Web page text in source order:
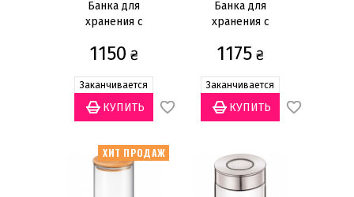
Для специй
Для хранения
Бренд
Cilio (7)
Küchenprofi (8)
Банка для
хранения с
крышкой 850мл
1150 ₴
Заканчивается
Банка для
хранения с
крышкой 2л
1175 ₴
Заканчивается
ХИТ ПРОДАЖ